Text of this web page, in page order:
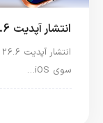
انتشار آپدیت iOS 26.6 و iPadOS 26.6
سوی iOS…